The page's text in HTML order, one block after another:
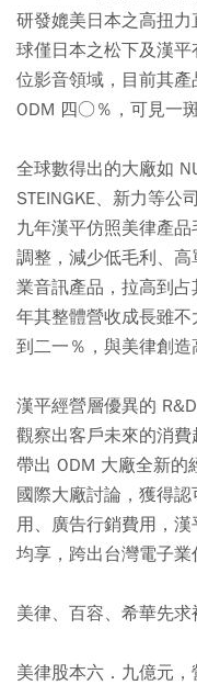
研發媲美日本之高扭
球僅日本之松下及漢
位影音領域，目前其
ODM 四○％，可見一斑
全球數得出的大廠如
STEINGKE、新力等
九年漢平仿照美律產
調整，減少低毛利、
業音訊產品，拉高到
年其整體營收成長雖
到二一％，與美律創造
漢平經營層優異的
觀察出客戶未來的消費
帶出 ODM 大廠全新
國際大廠討論，獲得
用、廣告行銷費用，
均享，跨出台灣電子業
美律、百容、希華先
美律股本六．九億元